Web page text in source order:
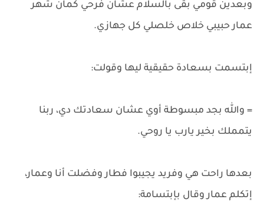
وبعدين قومي بقى بالسلام عشان فرحي كمان شهر
عمار حبيبي خلاص خلصلي كل جهازي.
إبتسمت بسعادة حقيقية ليها وقولت:
= والله بجد مبسوطة أوي عشان سعادتك دي، ربنا
يتمملك بخير يارب يا روحي.
بعدها راحت هي وفريد يجيبوا فطار وفضلت أنا وعمار،
إتكلم عمار وقال بإبتسامة: